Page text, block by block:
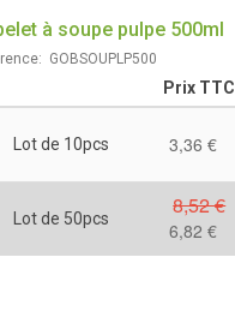
à soupe pulpe 500ml
GOBSOUPLP500
Prix TTC
Lot de 10pcs 3,36 €
Lot de 50pcs 8,52 €
6,82 €